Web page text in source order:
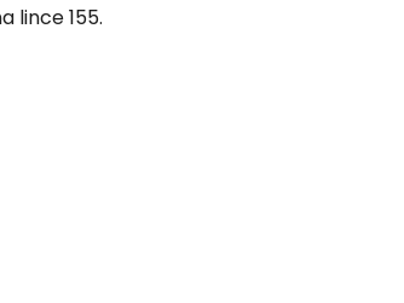
lince 155.